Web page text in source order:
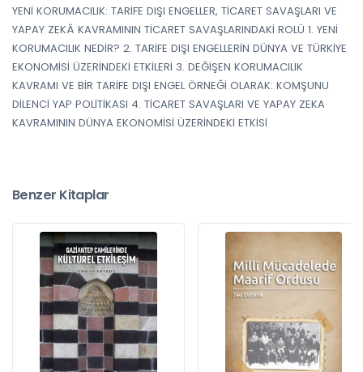
YENİ KORUMACILIK: TARİFE DIŞI ENGELLER, TİCARET SAVAŞLARI VE
YAPAY ZEKÂ KAVRAMININ TİCARET SAVAŞLARINDAKİ ROLÜ 1. YENİ
KORUMACILIK NEDİR? 2. TARİFE DIŞI ENGELLERİN DÜNYA VE TÜRKİYE
EKONOMİSİ ÜZERİNDEKİ ETKİLERİ 3. DEĞİŞEN KORUMACILIK
KAVRAMI VE BİR TARİFE DIŞI ENGEL ÖRNEĞİ OLARAK: KOMŞUNU
DİLENCİ YAP POLİTİKASI 4. TİCARET SAVAŞLARI VE YAPAY ZEKA
KAVRAMININ DÜNYA EKONOMİSİ ÜZERİNDEKİ ETKİSİ
Benzer Kitaplar